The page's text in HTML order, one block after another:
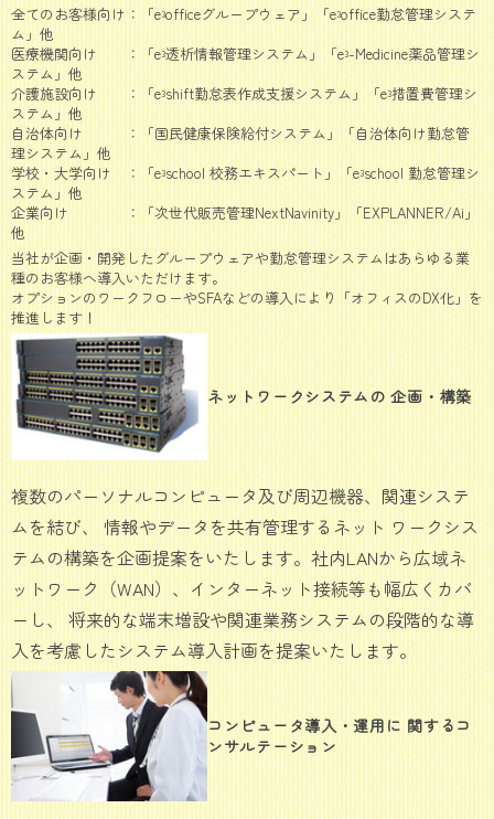
全てのお客様向け：「e³officeグループウェア」「e³office勤怠管理システ
ム」他
医療機関向け ：「e³透析情報管理システム」「e³-Medicine薬品管理シ
ステム」他
介護施設向け ：「e³shift勤怠表作成支援システム」「e³措置費管理シ
ステム」他
自治体向け ：「国民健康保険給付システム」「自治体向け勤怠管
理システム」他
学校・大学向け ：「e³school 校務エキスパート」「e³school 勤怠管理シ
ステム」他
企業向け ：「次世代販売管理NextNavinity」「EXPLANNER/Ai」
他
当社が企画・開発したグループウェアや勤怠管理システムはあらゆる業
種のお客様へ導入いただけます。
オプションのワークフローやSFAなどの導入により「オフィスのDX化」を
推進します！
ネットワークシステムの 企画・構築
複数のパーソナルコンピュータ及び周辺機器、関連システ
ムを結び、 情報やデータを共有管理するネット ワークシス
テムの構築を企画提案をいたします。社内LANから広域ネ
ットワーク（WAN）、インターネット接続等も幅広くカバ
ーし、 将来的な端末増設や関連業務システムの段階的な導
入を考慮したシステム導入計画を提案いたします。
コンピュータ導入・運用に 関するコ
ンサルテーション